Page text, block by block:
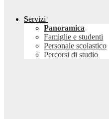
Servizi
Panoramica
Famiglie e studenti
Personale scolastico
Percorsi di studio